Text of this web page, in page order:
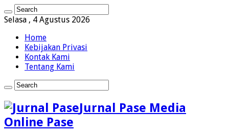
Selasa , 4 Agustus 2026
Home
Kebijakan Privasi
Kontak Kami
Tentang Kami
Jurnal Pase Media
Online Pase